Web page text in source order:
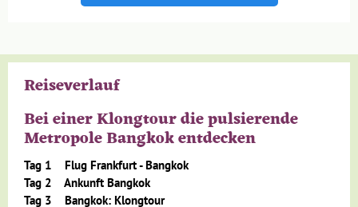
Gesundheit
Reisebegleitung
Reiseverlauf
Bei einer Klongtour die pulsierende
Metropole Bangkok entdecken
Tag 1 Flug Frankfurt - Bangkok
Tag 2 Ankunft Bangkok
Tag 3 Bangkok: Klongtour